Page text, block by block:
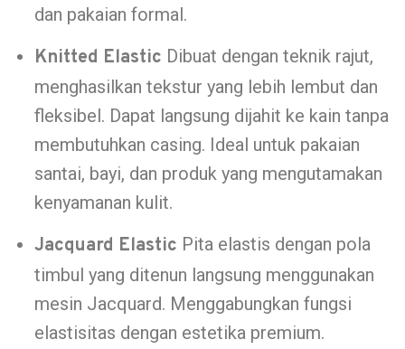
dan pakaian formal.
Knitted Elastic Dibuat dengan teknik rajut,
menghasilkan tekstur yang lebih lembut dan
fleksibel. Dapat langsung dijahit ke kain tanpa
membutuhkan casing. Ideal untuk pakaian
santai, bayi, dan produk yang mengutamakan
kenyamanan kulit.
Jacquard Elastic Pita elastis dengan pola
timbul yang ditenun langsung menggunakan
mesin Jacquard. Menggabungkan fungsi
elastisitas dengan estetika premium.